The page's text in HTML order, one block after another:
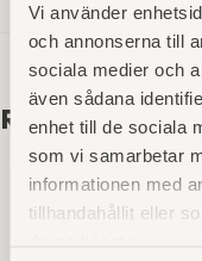
Vi använder
och annonserna till
sociala medier och
även sådana
enhet till de sociala
som vi samarbetar
informationen med
tillhandahållit eller
Relaterade